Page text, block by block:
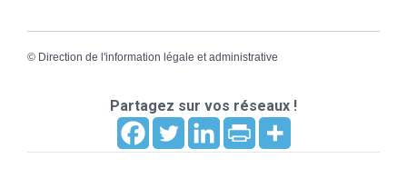
© Direction de l'information légale et administrative
Partagez sur vos réseaux !